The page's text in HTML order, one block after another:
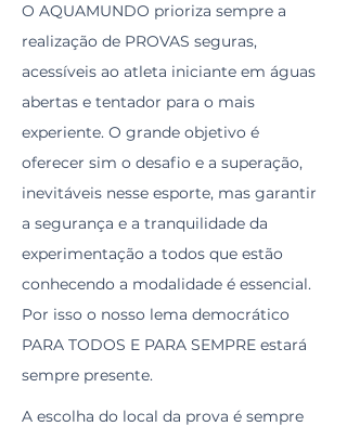
O AQUAMUNDO prioriza sempre a
realização de PROVAS seguras,
acessíveis ao atleta iniciante em águas
abertas e tentador para o mais
experiente. O grande objetivo é
oferecer sim o desafio e a superação,
inevitáveis nesse esporte, mas garantir
a segurança e a tranquilidade da
experimentação a todos que estão
conhecendo a modalidade é essencial.
Por isso o nosso lema democrático
PARA TODOS E PARA SEMPRE estará
sempre presente.
A escolha do local da prova é sempre